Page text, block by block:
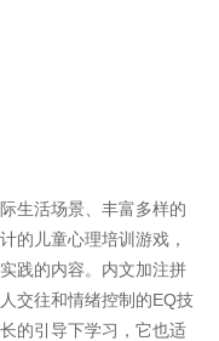
生活场景、丰富多样的
的儿童心理培训游戏，
践的内容。内文加注拼
交往和情绪控制的EQ技
的引导下学习，它也适